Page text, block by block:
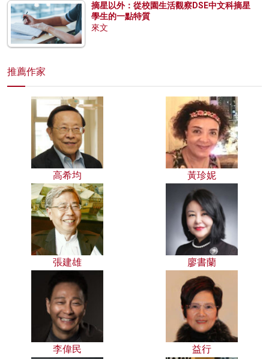
摘星以外：從校園生活觀察DSE中文科摘星
學生的一點特質
來文
推薦作家
高希均 黃珍妮
張建雄 廖書蘭
李偉民 益行